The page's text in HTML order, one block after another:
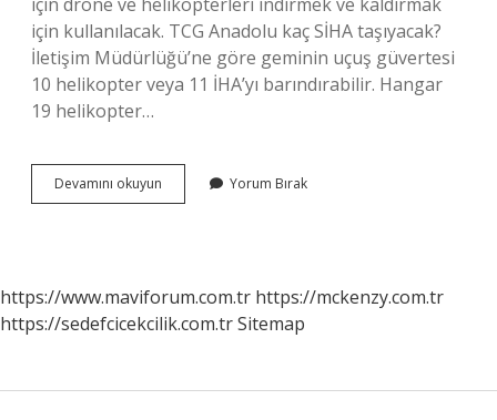
için kullanılacak. TCG Anadolu kaç SİHA taşıyacak?
İletişim Müdürlüğü’ne göre geminin uçuş güvertesi
10 helikopter veya 11 İHA’yı barındırabilir. Hangar
19 helikopter…
Devamını okuyun
Anadoluya
Yorum Bırak
https://www.maviforum.com.tr https://mckenzy.com.tr
https://sedefcicekcilik.com.trSitemap